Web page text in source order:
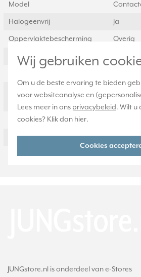
Wij gebruiken
Om u de beste ervaring te bieden
voor websiteanalyse en
Lees meer in ons privacybeleid. Wilt u
cookies? Klik dan hier.
Cookies
Model
Halogeenvrij Ja
Oppervlaktebescherming Overig
Materiaalkwaliteit
RAL-nummer
(vergelijkbaar)
Transparant
Uitvoering oppervlakte
165-2N
JUNGstore.nl is onderdeel van e-Stores